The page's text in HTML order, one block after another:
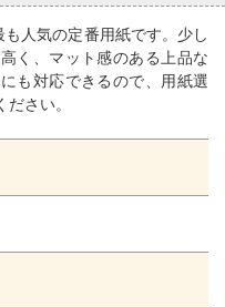
人気の定番用紙です。少し
く、マット感のある上品な
も対応できるので、用紙選
さい。